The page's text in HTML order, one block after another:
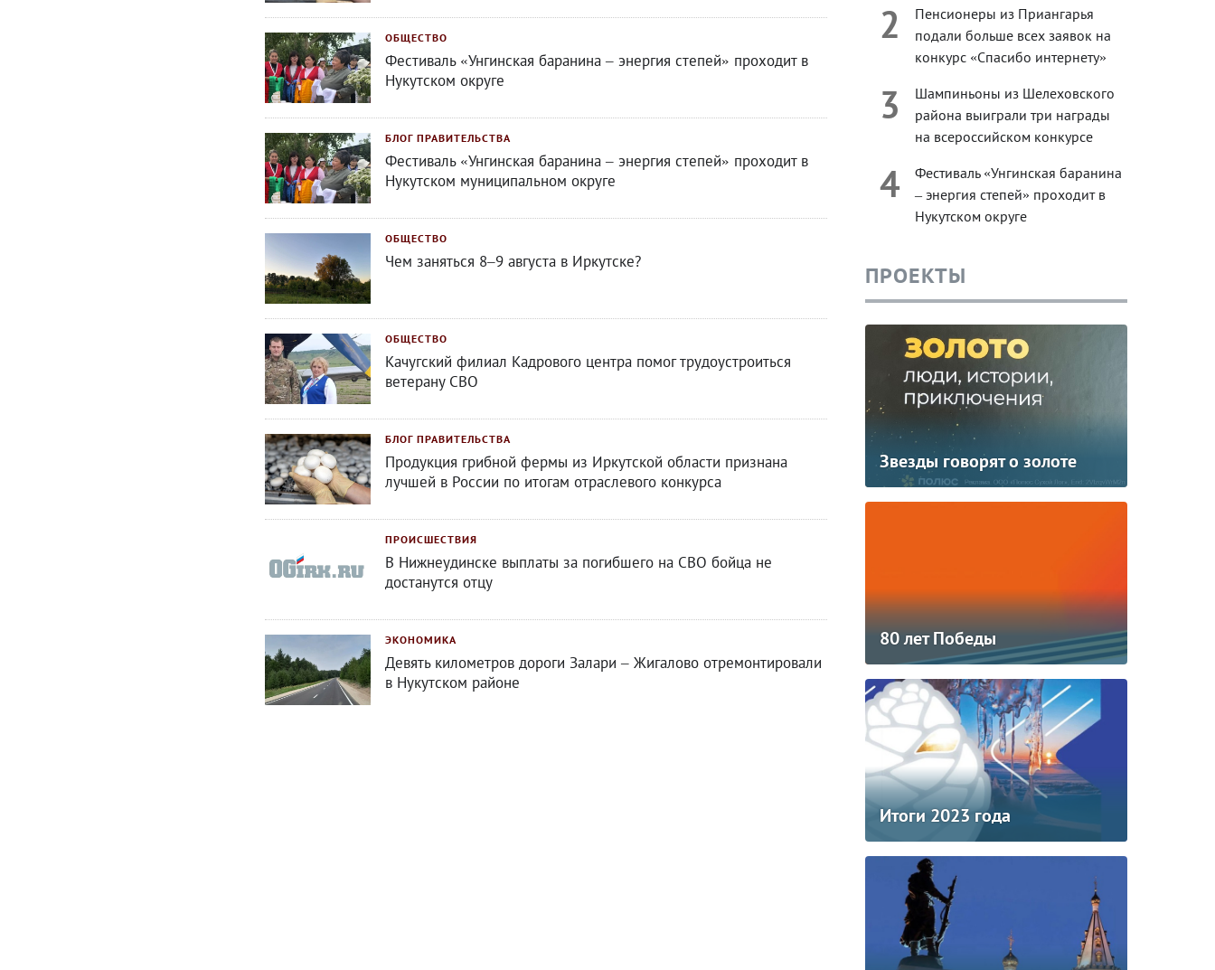
ОБЩЕСТВО
Фестиваль «Унгинская баранина – энергия степей» проходит в
Нукутском округе
БЛОГ ПРАВИТЕЛЬСТВА
Фестиваль «Унгинская баранина – энергия степей» проходит в
Нукутском муниципальном округе
ОБЩЕСТВО
Чем заняться 8–9 августа в Иркутске?
ОБЩЕСТВО
Качугский филиал Кадрового центра помог трудоустроиться
ветерану СВО
БЛОГ ПРАВИТЕЛЬСТВА
Продукция грибной фермы из Иркутской области признана
лучшей в России по итогам отраслевого конкурса
ПРОИСШЕСТВИЯ
В Нижнеудинске выплаты за погибшего на СВО бойца не
достанутся отцу
ЭКОНОМИКА
Девять километров дороги Залари – Жигалово отремонтировали
в Нукутском районе
2
Пенсионеры из Приангарья
подали больше всех заявок на
конкурс «Спасибо интернету»
3
Шампиньоны из Шелеховского
района выиграли три награды
на всероссийском конкурсе
4
Фестиваль «Унгинская баранина
– энергия степей» проходит в
Нукутском округе
ПРОЕКТЫ
Звезды говорят о золоте
80 лет Победы
Итоги 2023 года